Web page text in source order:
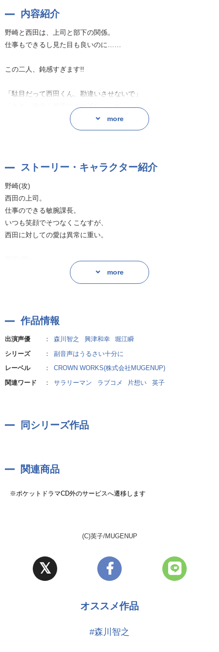
内容紹介
野崎と西田は、上司と部下の関係。
仕事もできるし見た目も良いのに……
この二人、鈍感すぎます!!
「駄目だって西田くん、勘違いさせないで」
「ああ…俺全く相手にされてないんだ」
ヤることやってるのに、不器用すぎて……ああ、もどかしい!
上司・野崎とその部下・西田の“新感覚”すれ違いラブコメディ!
原作:英子
more
ストーリー・キャラクター紹介
野崎(攻)
西田の上司。
仕事のできる敏腕課長。
いつも笑顔でそつなくこなすが、
西田に対しての愛は異常に重い。
仕事のできる期待のエース。
少し抜けているところはあるが、
愛嬌が良いためみんなに好かれている。
more
作品情報
出演声優 ： 森川智之 興津和幸
堀江瞬
シリーズ
：
副音声はうるさい十分に
レーベル
：
CROWN WORKS(株式会社MUGENUP)
関連ワード
： サラリーマン ラブコメ 片想い 英子
同シリーズ作品
関連商品
※ポケットドラマCD外のサービスへ遷移します
(C)英子/MUGENUP
オススメ作品
#森川智之